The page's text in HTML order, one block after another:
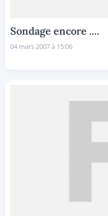
Sondage encore ....
04 mars 2007 à 15:06